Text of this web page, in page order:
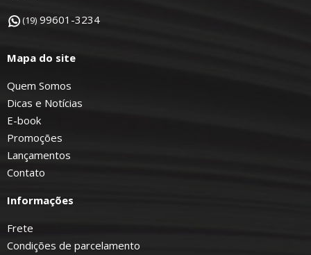
(19) 99601-3234
Mapa do site
Quem Somos
Dicas e Notícias
E-book
Promoções
Lançamentos
Contato
Informações
Frete
Condições de parcelamento